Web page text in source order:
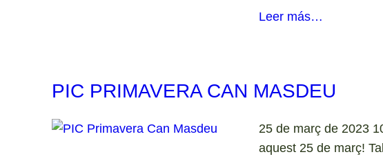
Leer más…
PIC PRIMAVERA CAN MASDEU
25 de març de 2023
aquest 25 de març!